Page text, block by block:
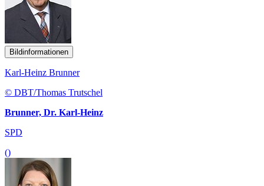
Bildinformationen
Karl-Heinz Brunner
© DBT/Thomas Trutschel
Brunner, Dr. Karl-Heinz
SPD
()